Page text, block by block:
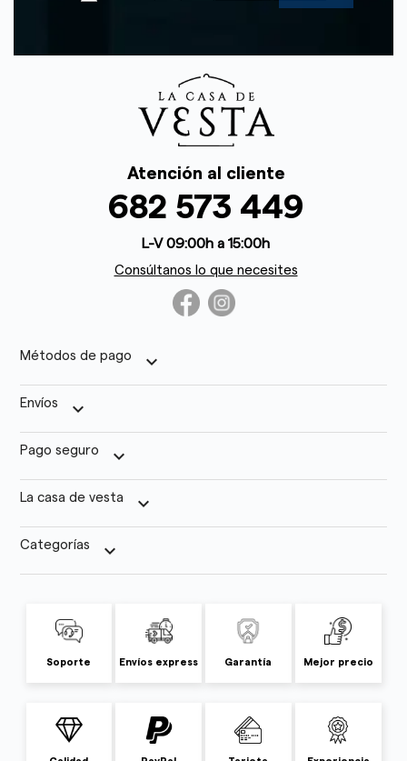
Atención al cliente
682 573 449
L-V 09:00h a 15:00h
Consúltanos lo que necesites
Métodos de pago keyboard_arrow_down
Envíos keyboard_arrow_down
Pago seguro keyboard_arrow_down
La casa de vesta keyboard_arrow_down
Categorías keyboard_arrow_down
Soporte Envíos express Garantía Mejor precio